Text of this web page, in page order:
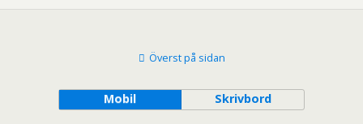
Överst på sidan
Mobil Skrivbord